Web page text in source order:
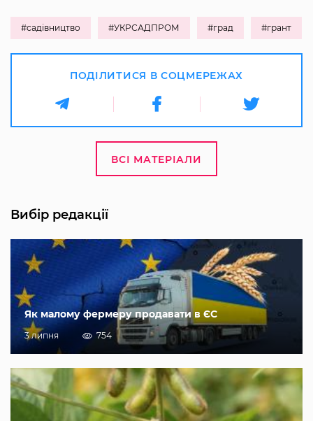
#садівництво #УКРСАДПРОМ #град #грант
ПОДІЛИТИСЯ В СОЦМЕРЕЖАХ
ВСІ МАТЕРІАЛИ
Вибір редакції
Як малому фермеру продавати в ЄС
3 липня 754